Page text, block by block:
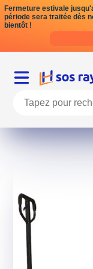
Fermeture estivale
période sera traitée dès
bientôt !